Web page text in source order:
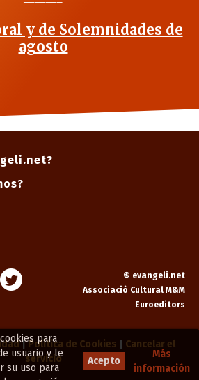
para
usuario y le
su uso para
Acepto
Más
información
y de Solemnidades de
agosto
© evangeli.net
Associació Cultural M&M
Euroeditors
|Política de Cookies
Cancelar el
servicio